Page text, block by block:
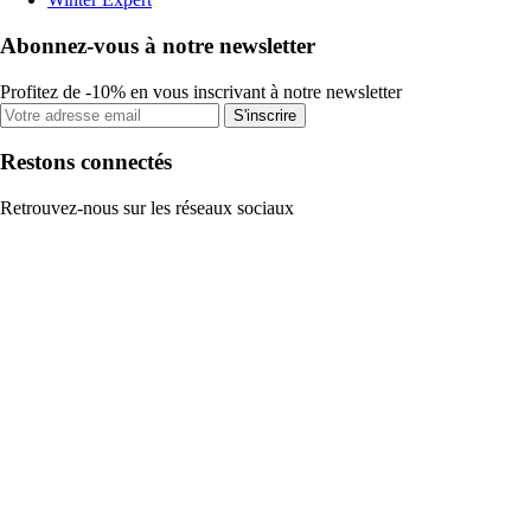
Abonnez-vous à notre newsletter
Profitez de -10% en vous inscrivant à notre newsletter
S'inscrire
Restons connectés
Retrouvez-nous sur les réseaux sociaux